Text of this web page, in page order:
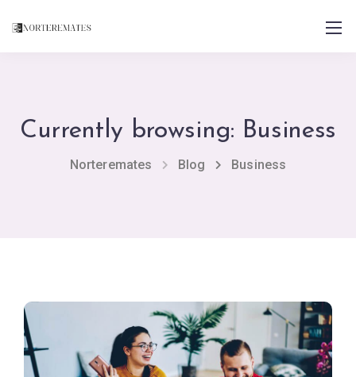
Currently browsing: Business
Norteremates Blog Business